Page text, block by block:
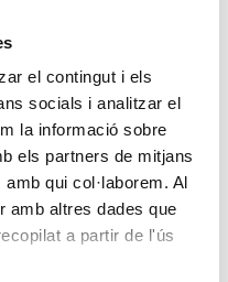
el contingut i els
socials i analitzar el
la informació sobre
els partners de mitjans
qui col·laborem. Al
amb altres dades que
a partir de l'ús